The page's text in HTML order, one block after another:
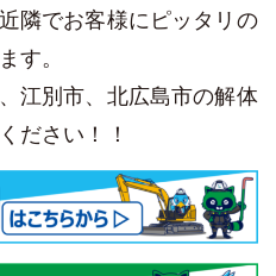
隣でお客様にピッタリの
す。
江別市、北広島市の解体
ださい！！